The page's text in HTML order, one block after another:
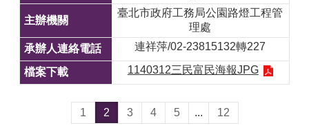
臺北市政府工務局公園路燈工程管
理處
連祥萍/02-23815132轉227
1140312三民富民海報JPG
1 2 3 4 5 ... 12